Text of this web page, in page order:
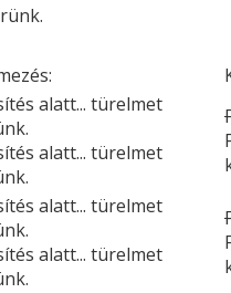
alatt... türelmet
alatt... türelmet
alatt... türelmet
alatt... türelmet